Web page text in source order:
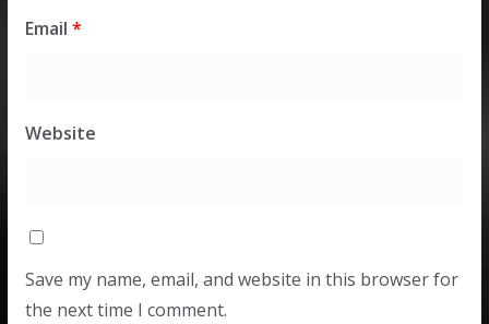
Email *
Website
Save my name, email, and website in this browser for
the next time I comment.